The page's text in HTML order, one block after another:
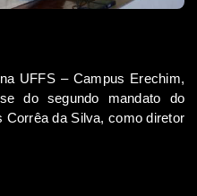
UFFS – Campus Erechim,
do segundo mandato do
Corrêa da Silva, como diretor